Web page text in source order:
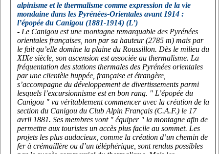
alpinisme et le thermalisme comme expression de la vie
mondaine dans les Pyrénées-Orientales avant 1914 :
l’épopée du Canigou (1881-1914) (L’)
- Le Canigou est une montagne remarquable des Pyrénées
orientales françaises, non par sa hauteur (2785 m) mais par
le fait qu’elle domine la plaine du Roussillon. Dès le milieu du
XIXe siècle, son ascension est associée au thermalisme. La
fréquentation des stations thermales des Pyrénées orientales
par une clientèle huppée, française et étrangère,
s’accompagne du développement de divertissements parmi
lesquels l’excursionnisme est en bon rang. " L’épopée du
Canigou " va véritablement commencer avec la création de la
section du Canigou du Club Alpin Français (C.A.F.) le 17
avril 1881. Ses membres vont " équiper " la montagne afin de
permettre aux touristes un accès plus facile au sommet. Les
projets les plus audacieux, comme la création d’un chemin de
fer à crémaillère ou d’un téléphérique, sont rendus possibles